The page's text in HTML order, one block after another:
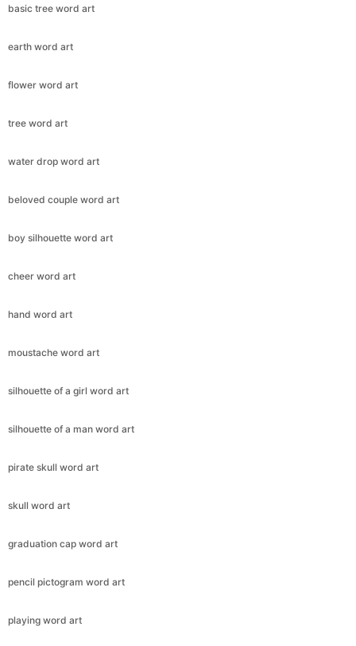
basic tree word art
earth word art
flower word art
tree word art
water drop word art
beloved couple word art
boy silhouette word art
cheer word art
hand word art
moustache word art
silhouette of a girl word art
silhouette of a man word art
pirate skull word art
skull word art
graduation cap word art
pencil pictogram word art
playing word art